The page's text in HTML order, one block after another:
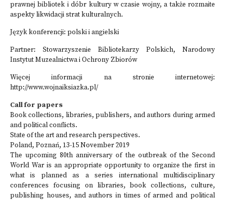
prawnej bibliotek i dóbr kultury w czasie wojny, a także rozmaite
aspekty likwidacji strat kulturalnych.
Język konferencji: polski i angielski
Partner: Stowarzyszenie Bibliotekarzy Polskich, Narodowy
Instytut Muzealnictwa i Ochrony Zbiorów
Więcej informacji na stronie internetowej:
http://www.wojnaiksiazka.pl/
Call for papers
Book collections, libraries, publishers, and authors during armed
and political conflicts.
State of the art and research perspectives.
Poland, Poznań, 13-15 November 2019
The upcoming 80th anniversary of the outbreak of the Second
World War is an appropriate opportunity to organize the first in
what is planned as a series international multidisciplinary
conferences focusing on libraries, book collections, culture,
publishing houses, and authors in times of armed and political